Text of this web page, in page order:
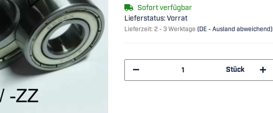
Sofort verfügbar
Lieferstatus: Vorrat
Lieferzeit: 2 - 3 Werktage (DE - Ausland abweichend)
Stück